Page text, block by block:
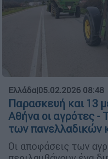
Ελλάδα|05.02.2026 08:48
Παρασκευή και 13
Αθήνα οι αγρότες -
των πανελλαδικών
Οι αποφάσεις των